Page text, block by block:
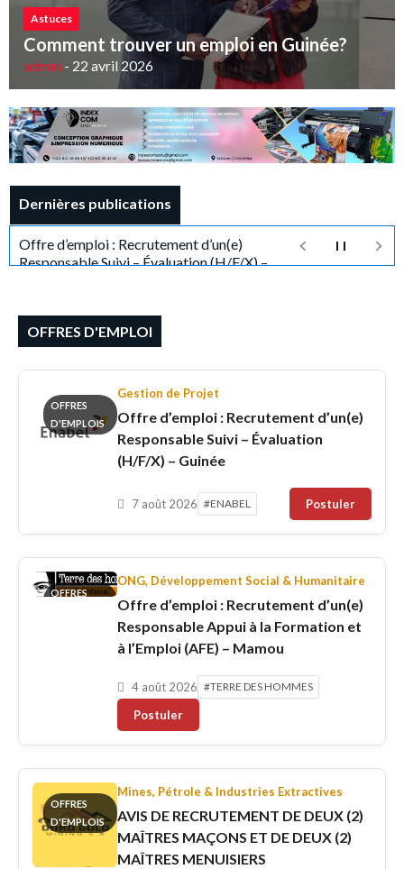
Astuces
Comment trouver un emploi en Guinée?
admin - 22 avril 2026
Dernières publications
Offre d’emploi : Recrutement d’un(e)
Responsable Suivi – Évaluation (H/F/X) –
OFFRES D'EMPLOI
OFFRES
D'EMPLOIS
Gestion de Projet
Offre d’emploi : Recrutement d’un(e)
Responsable Suivi – Évaluation
(H/F/X) – Guinée
7 août 2026 #ENABEL Postuler
OFFRES
ONG, Développement Social & Humanitaire
Offre d’emploi : Recrutement d’un(e)
Responsable Appui à la Formation et
à l’Emploi (AFE) – Mamou
4 août 2026 #TERRE DES HOMMES
Postuler
OFFRES
D'EMPLOIS
Mines, Pétrole & Industries Extractives
AVIS DE RECRUTEMENT DE DEUX (2)
MAÎTRES MAÇONS ET DE DEUX (2)
MAÎTRES MENUISIERS